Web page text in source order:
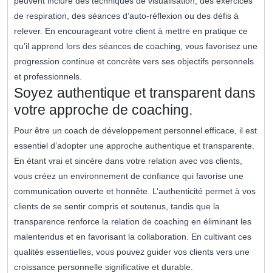
de respiration, des séances d’auto-réflexion ou des défis à
relever. En encourageant votre client à mettre en pratique ce
qu’il apprend lors des séances de coaching, vous favorisez une
progression continue et concrète vers ses objectifs personnels
et professionnels.
Soyez authentique et transparent dans
votre approche de coaching.
Pour être un coach de développement personnel efficace, il est
essentiel d’adopter une approche authentique et transparente.
En étant vrai et sincère dans votre relation avec vos clients,
vous créez un environnement de confiance qui favorise une
communication ouverte et honnête. L’authenticité permet à vos
clients de se sentir compris et soutenus, tandis que la
transparence renforce la relation de coaching en éliminant les
malentendus et en favorisant la collaboration. En cultivant ces
qualités essentielles, vous pouvez guider vos clients vers une
croissance personnelle significative et durable.